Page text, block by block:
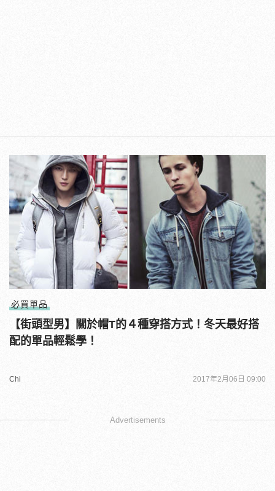
必買單品
【街頭型男】關於帽T的４種穿搭方式！冬天最好搭
配的單品輕鬆學！
Chi 2017年2月06日 09:00
Advertisements